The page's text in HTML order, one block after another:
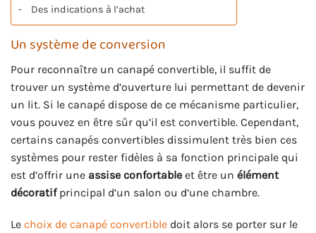
Des indications à l’achat
Un système de conversion
Pour reconnaître un canapé convertible, il suffit de
trouver un système d’ouverture lui permettant de devenir
un lit. Si le canapé dispose de ce mécanisme particulier,
vous pouvez en être sûr qu’il est convertible. Cependant,
certains canapés convertibles dissimulent très bien ces
systèmes pour rester fidèles à sa fonction principale qui
est d’offrir une assise confortable et être un élément
décoratifprincipal d’un salon ou d’une chambre.
Le choix de canapé convertible doit alors se porter sur le